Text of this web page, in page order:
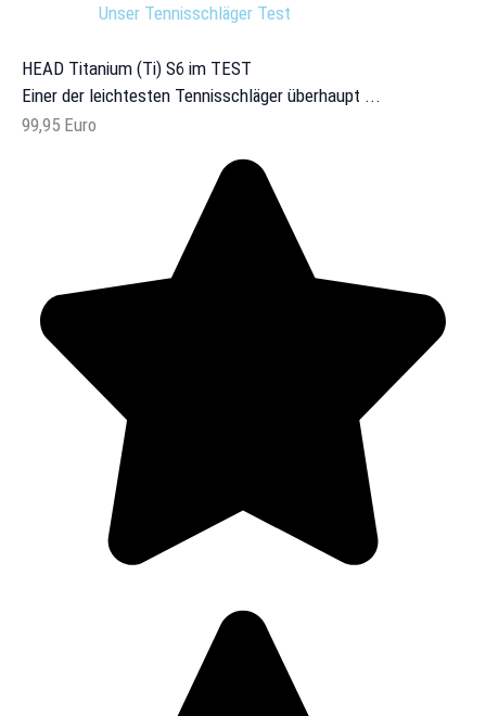
Unser Tennisschläger Test
HEAD Titanium (Ti) S6 im TEST
Einer der leichtesten Tennisschläger überhaupt ...
99,95 Euro